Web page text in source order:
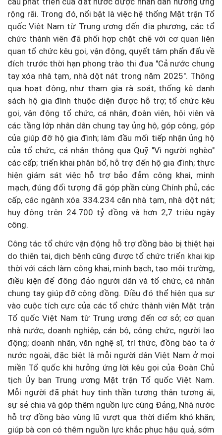
rộng rãi. Trong đó, nổi bật là việc hệ thống Mặt trận Tổ
quốc Việt Nam từ Trung ương đến địa phương, các tổ
chức thành viên đã phối hợp chặt chẽ với cơ quan liên
quan tổ chức kêu gọi, vận động, quyết tâm phấn đấu về
đích trước thời hạn phong trào thi đua "Cả nước chung
tay xóa nhà tạm, nhà dột nát trong năm 2025". Thông
qua hoạt động, như tham gia rà soát, thống kê danh
sách hộ gia đình thuộc diện được hỗ trợ; tổ chức kêu
gọi, vận động tổ chức, cá nhân, đoàn viên, hội viên và
các tầng lớp nhân dân chung tay ủng hộ, góp công, góp
của giúp đỡ hộ gia đình; làm đầu mối tiếp nhận ủng hộ
của tổ chức, cá nhân thông qua Quỹ "Vì người nghèo"
các cấp; triển khai phân bổ, hỗ trợ đến hộ gia đình; thực
hiện giám sát việc hỗ trợ bảo đảm công khai, minh
mạch, đúng đối tượng đã góp phần cùng Chính phủ, các
cấp, các ngành xóa 334.234 căn nhà tạm, nhà dột nát;
huy động trên 24.700 tỷ đồng và hơn 2,7 triệu ngày
công.
Công tác tổ chức vận động hỗ trợ đồng bào bị thiệt hại
do thiên tai, dịch bệnh cũng được tổ chức triển khai kịp
thời với cách làm công khai, minh bạch, tạo môi trường,
điều kiện để đông đảo người dân và tổ chức, cá nhân
chung tay giúp đỡ cộng đồng. Điều đó thể hiện qua sự
vào cuộc tích cực của các tổ chức thành viên Mặt trận
Tổ quốc Việt Nam từ Trung ương đến cơ sở; cơ quan
nhà nước, doanh nghiệp, cán bộ, công chức, người lao
động; doanh nhân, văn nghệ sĩ, trí thức, đồng bào ta ở
nước ngoài, đặc biệt là mỗi người dân Việt Nam ở mọi
miền Tổ quốc khi hưởng ứng lời kêu gọi của Đoàn Chủ
tịch Ủy ban Trung ương Mặt trận Tổ quốc Việt Nam.
Mỗi người đã phát huy tinh thần tương thân tương ái,
sự sẻ chia và góp thêm nguồn lực cùng Đảng, Nhà nước
hỗ trợ đồng bào vùng lũ vượt qua thời điểm khó khăn;
giúp bà con có thêm nguồn lực khắc phục hậu quả, sớm